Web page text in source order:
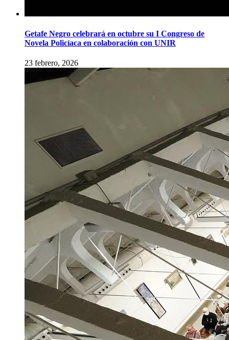
Getafe Negro celebrará en octubre su I Congreso de
Novela Policíaca en colaboración con UNIR
23 febrero, 2026